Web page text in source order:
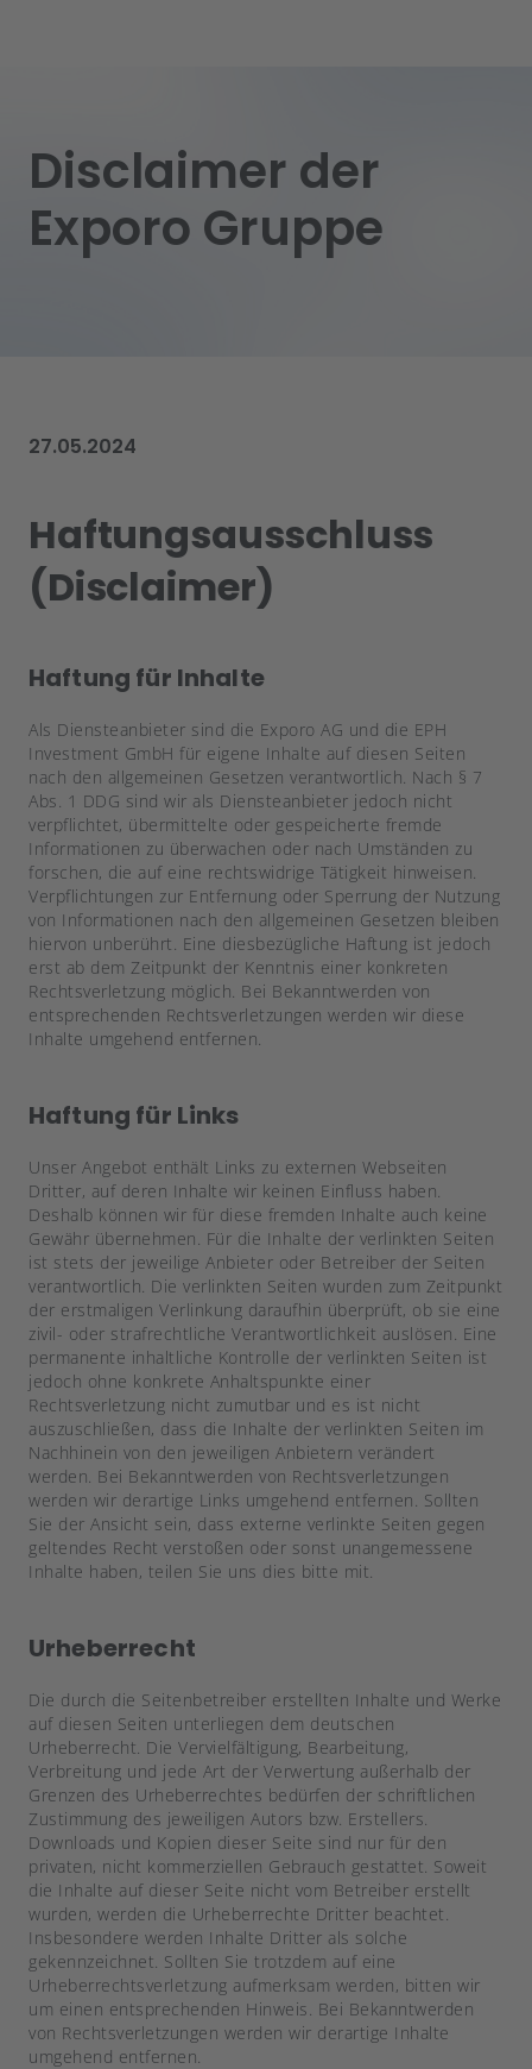
Disclaimer der
Exporo Gruppe
27.05.2024
Haftungsausschluss
(Disclaimer)
Haftung für Inhalte
Als Diensteanbieter sind die Exporo AG und die EPH
Investment GmbH für eigene Inhalte auf diesen Seiten
nach den allgemeinen Gesetzen verantwortlich. Nach § 7
Abs. 1 DDG sind wir als Diensteanbieter jedoch nicht
verpflichtet, übermittelte oder gespeicherte fremde
Informationen zu überwachen oder nach Umständen zu
forschen, die auf eine rechtswidrige Tätigkeit hinweisen.
Verpflichtungen zur Entfernung oder Sperrung der Nutzung
von Informationen nach den allgemeinen Gesetzen bleiben
hiervon unberührt. Eine diesbezügliche Haftung ist jedoch
erst ab dem Zeitpunkt der Kenntnis einer konkreten
Rechtsverletzung möglich. Bei Bekanntwerden von
entsprechenden Rechtsverletzungen werden wir diese
Inhalte umgehend entfernen.
Haftung für Links
Unser Angebot enthält Links zu externen Webseiten
Dritter, auf deren Inhalte wir keinen Einfluss haben.
Deshalb können wir für diese fremden Inhalte auch keine
Gewähr übernehmen. Für die Inhalte der verlinkten Seiten
ist stets der jeweilige Anbieter oder Betreiber der Seiten
verantwortlich. Die verlinkten Seiten wurden zum Zeitpunkt
der erstmaligen Verlinkung daraufhin überprüft, ob sie eine
zivil- oder strafrechtliche Verantwortlichkeit auslösen. Eine
permanente inhaltliche Kontrolle der verlinkten Seiten ist
jedoch ohne konkrete Anhaltspunkte einer
Rechtsverletzung nicht zumutbar und es ist nicht
auszuschließen, dass die Inhalte der verlinkten Seiten im
Nachhinein von den jeweiligen Anbietern verändert
werden. Bei Bekanntwerden von Rechtsverletzungen
werden wir derartige Links umgehend entfernen. Sollten
Sie der Ansicht sein, dass externe verlinkte Seiten gegen
geltendes Recht verstoßen oder sonst unangemessene
Inhalte haben, teilen Sie uns dies bitte mit.
Urheberrecht
Die durch die Seitenbetreiber erstellten Inhalte und Werke
auf diesen Seiten unterliegen dem deutschen
Urheberrecht. Die Vervielfältigung, Bearbeitung,
Verbreitung und jede Art der Verwertung außerhalb der
Grenzen des Urheberrechtes bedürfen der schriftlichen
Zustimmung des jeweiligen Autors bzw. Erstellers.
Downloads und Kopien dieser Seite sind nur für den
privaten, nicht kommerziellen Gebrauch gestattet. Soweit
die Inhalte auf dieser Seite nicht vom Betreiber erstellt
wurden, werden die Urheberrechte Dritter beachtet.
Insbesondere werden Inhalte Dritter als solche
gekennzeichnet. Sollten Sie trotzdem auf eine
Urheberrechtsverletzung aufmerksam werden, bitten wir
um einen entsprechenden Hinweis. Bei Bekanntwerden
von Rechtsverletzungen werden wir derartige Inhalte
umgehend entfernen.